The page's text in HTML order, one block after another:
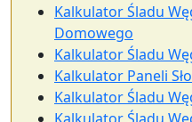
Kalkulator Śladu
Domowego
Kalkulator Śladu
Kalkulator Paneli
Kalkulator Śladu
Kalkulator Śladu